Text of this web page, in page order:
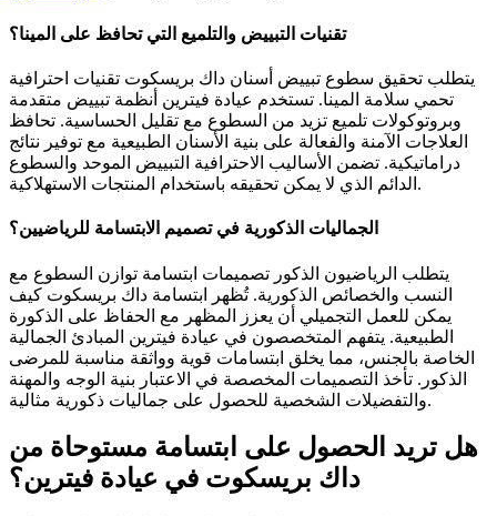
تقنيات التبييض والتلميع التي تحافظ على المينا؟
يتطلب تحقيق سطوع تبييض أسنان داك بريسكوت تقنيات احترافية
تحمي سلامة المينا. تستخدم عيادة فيترين أنظمة تبييض متقدمة
وبروتوكولات تلميع تزيد من السطوع مع تقليل الحساسية. تحافظ
العلاجات الآمنة والفعالة على بنية الأسنان الطبيعية مع توفير نتائج
دراماتيكية. تضمن الأساليب الاحترافية التبييض الموحد والسطوع
الدائم الذي لا يمكن تحقيقه باستخدام المنتجات الاستهلاكية.
الجماليات الذكورية في تصميم الابتسامة للرياضيين؟
يتطلب الرياضيون الذكور تصميمات ابتسامة توازن السطوع مع
النسب والخصائص الذكورية. تُظهر ابتسامة داك بريسكوت كيف
يمكن للعمل التجميلي أن يعزز المظهر مع الحفاظ على الذكورة
الطبيعية. يتفهم المتخصصون في عيادة فيترين المبادئ الجمالية
الخاصة بالجنس، مما يخلق ابتسامات قوية وواثقة مناسبة للمرضى
الذكور. تأخذ التصميمات المخصصة في الاعتبار بنية الوجه والمهنة
والتفضيلات الشخصية للحصول على جماليات ذكورية مثالية.
هل تريد الحصول على ابتسامة مستوحاة من
داك بريسكوت في عيادة فيترين؟